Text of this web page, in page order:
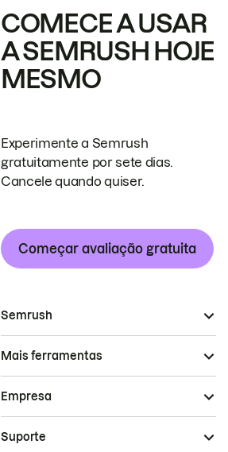
COMECE A USAR
A SEMRUSH HOJE
MESMO
Experimente a Semrush
gratuitamente por sete dias.
Cancele quando quiser.
Começar avaliação gratuita
Semrush
Mais ferramentas
Empresa
Suporte